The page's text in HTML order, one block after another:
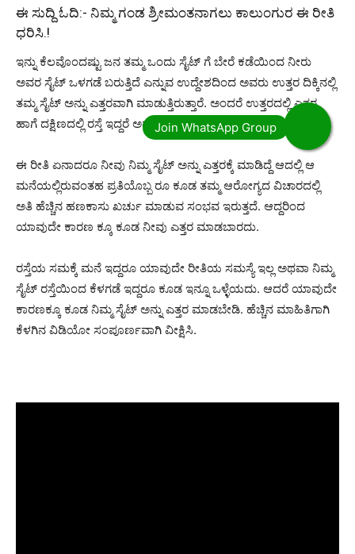
ಈ ಸುದ್ದಿ ಓದಿ:- ನಿಮ್ಮ ಗಂಡ ಶ್ರೀಮಂತನಾಗಲು ಕಾಲುಂಗುರ ಈ ರೀತಿ
ಧರಿಸಿ.!
ಇನ್ನು ಕೆಲವೊಂದಷ್ಟು ಜನ ತಮ್ಮ ಒಂದು ಸೈಟ್ ಗೆ ಬೇರೆ ಕಡೆಯಿಂದ ನೀರು
ಅವರ ಸೈಟ್ ಒಳಗಡೆ ಬರುತ್ತಿದೆ ಎನ್ನುವ ಉದ್ದೇಶದಿಂದ ಅವರು ಉತ್ತರ ದಿಕ್ಕಿನಲ್ಲಿ
ತಮ್ಮ ಸೈಟ್ ಅನ್ನು ಎತ್ತರವಾಗಿ ಮಾಡುತ್ತಿರುತ್ತಾರೆ. ಅಂದರೆ ಉತ್ತರದಲ್ಲಿ ಎತ್ತರ
ಹಾಗೆ ದಕ್ಷಿಣದಲ್ಲಿ ರಸ್ತೆ ಇದ್ದರೆ ಅದು ಕೆಳಭಾಗದಲ್ಲಿ ರಸ್ತೆ ಬರುತ್ತದೆ.
ಈ ರೀತಿ ಏನಾದರೂ ನೀವು ನಿಮ್ಮ ಸೈಟ್ ಅನ್ನು ಎತ್ತರಕ್ಕೆ ಮಾಡಿದ್ದೆ ಆದಲ್ಲಿ ಆ
ಮನೆಯಲ್ಲಿರುವಂತಹ ಪ್ರತಿಯೊಬ್ಬ ರೂ ಕೂಡ ತಮ್ಮ ಆರೋಗ್ಯದ ವಿಚಾರದಲ್ಲಿ
ಅತಿ ಹೆಚ್ಚಿನ ಹಣಕಾಸು ಖರ್ಚು ಮಾಡುವ ಸಂಭವ ಇರುತ್ತದೆ. ಆದ್ದರಿಂದ
ಯಾವುದೇ ಕಾರಣ ಕ್ಕೂ ಕೂಡ ನೀವು ಎತ್ತರ ಮಾಡಬಾರದು.
ರಸ್ತೆಯ ಸಮಕ್ಕೆ ಮನೆ ಇದ್ದರೂ ಯಾವುದೇ ರೀತಿಯ ಸಮಸ್ಯೆ ಇಲ್ಲ ಅಥವಾ ನಿಮ್ಮ
ಸೈಟ್ ರಸ್ತೆಯಿಂದ ಕೆಳಗಡೆ ಇದ್ದರೂ ಕೂಡ ಇನ್ನೂ ಒಳ್ಳೆಯದು. ಆದರೆ ಯಾವುದೇ
ಕಾರಣಕ್ಕೂ ಕೂಡ ನಿಮ್ಮ ಸೈಟ್ ಅನ್ನು ಎತ್ತರ ಮಾಡಬೇಡಿ. ಹೆಚ್ಚಿನ ಮಾಹಿತಿಗಾಗಿ
ಕೆಳಗಿನ ವಿಡಿಯೋ ಸಂಪೂರ್ಣವಾಗಿ ವೀಕ್ಷಿಸಿ.